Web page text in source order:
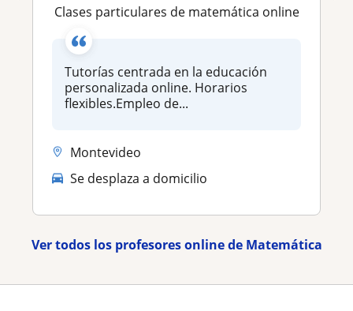
Clases particulares de matemática online
Tutorías centrada en la educación
personalizada online. Horarios
flexibles.Empleo de...
Montevideo
Se desplaza a domicilio
Ver todos los profesores online de Matemática